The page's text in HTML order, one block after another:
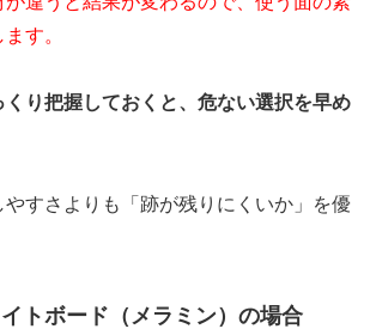
す。
り把握しておくと、危ない選択を早め
すさよりも「跡が残りにくいか」を優
トボード（メラミン）の場合